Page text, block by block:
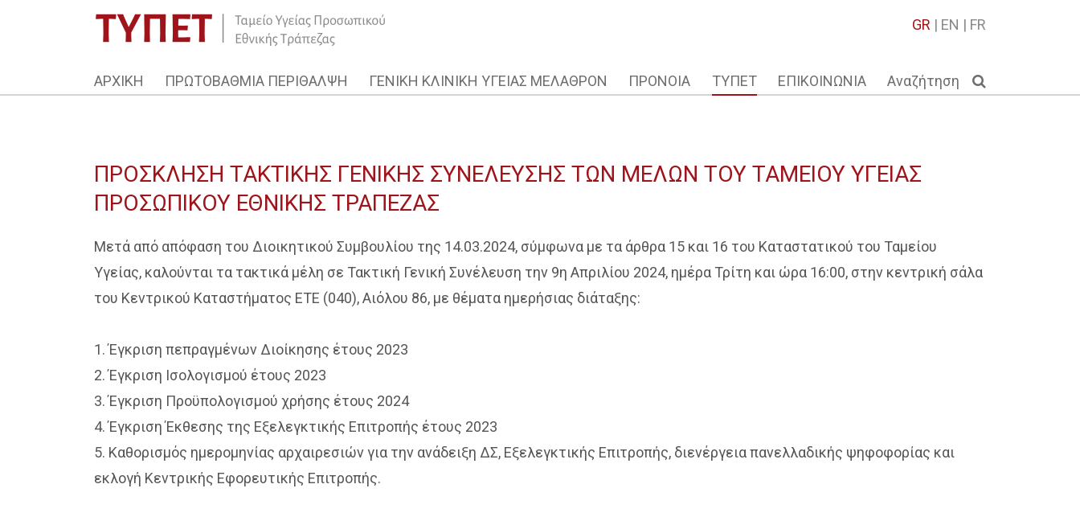
GR | EN | FR
ΑΡΧΙΚΗ ΠΡΩΤΟΒΑΘΜΙΑ ΠΕΡΙΘΑΛΨΗ ΓΕΝΙΚΗ ΚΛΙΝΙΚΗ ΥΓΕΙΑΣ ΜΕΛΑΘΡΟΝ ΠΡΟΝΟΙΑ ΤΥΠΕΤ ΕΠΙΚΟΙΝΩΝΙΑ Αναζήτηση
ΠΡΟΣΚΛΗΣΗ ΤΑΚΤΙΚΗΣ ΓΕΝΙΚΗΣ ΣΥΝΕΛΕΥΣΗΣ ΤΩΝ ΜΕΛΩΝ ΤΟΥ ΤΑΜΕΙΟΥ ΥΓΕΙΑΣ
ΠΡΟΣΩΠΙΚΟΥ ΕΘΝΙΚΗΣ ΤΡΑΠΕΖΑΣ
Μετά από απόφαση του Διοικητικού Συμβουλίου της 14.03.2024, σύμφωνα με τα άρθρα 15 και 16 του Καταστατικού του Ταμείου
Υγείας, καλούνται τα τακτικά μέλη σε Τακτική Γενική Συνέλευση την 9η Απριλίου 2024, ημέρα Τρίτη και ώρα 16:00, στην κεντρική σάλα
του Κεντρικού Καταστήματος ΕΤΕ (040), Αιόλου 86, με θέματα ημερήσιας διάταξης:
1. Έγκριση πεπραγμένων Διοίκησης έτους 2023
2. Έγκριση Ισολογισμού έτους 2023
3. Έγκριση Προϋπολογισμού χρήσης έτους 2024
4. Έγκριση Έκθεσης της Εξελεγκτικής Επιτροπής έτους 2023
5. Καθορισμός ημερομηνίας αρχαιρεσιών για την ανάδειξη ΔΣ, Εξελεγκτικής Επιτροπής, διενέργεια πανελλαδικής ψηφοφορίας και
εκλογή Κεντρικής Εφορευτικής Επιτροπής.